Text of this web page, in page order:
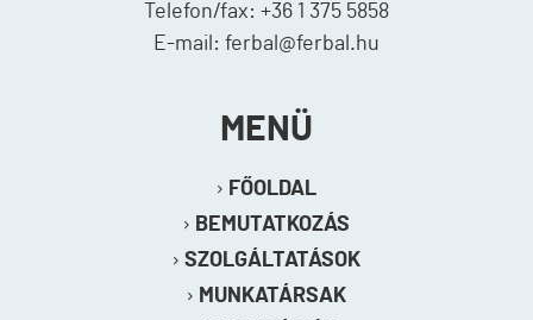
Telefon/fax: +36 1 375 5858
E-mail: ferbal@ferbal.hu
MENÜ
FŐOLDAL
BEMUTATKOZÁS
SZOLGÁLTATÁSOK
MUNKATÁRSAK